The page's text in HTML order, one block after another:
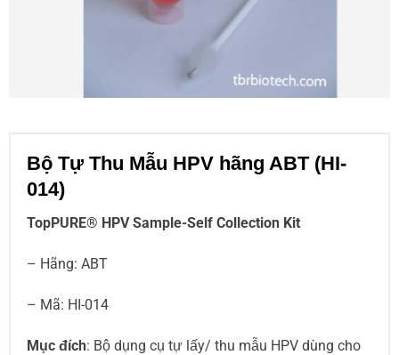
Bộ Tự Thu Mẫu HPV hãng ABT (HI-
014)
TopPURE® HPV Sample-Self Collection Kit
– Hãng: ABT
– Mã: HI-014
Mục đích: Bộ dụng cụ tự lấy/ thu mẫu HPV dùng cho